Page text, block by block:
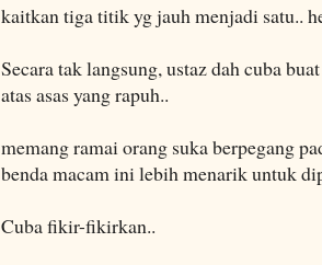
kaitkan tiga titik yg jauh menjadi satu..
Secara tak langsung, ustaz dah cuba
atas asas yang rapuh..
memang ramai orang suka berpegang
benda macam ini lebih menarik untuk
Cuba fikir-fikirkan..